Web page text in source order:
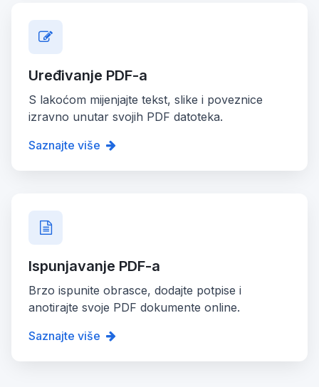
Uređivanje PDF-a
S lakoćom mijenjajte tekst, slike i poveznice
izravno unutar svojih PDF datoteka.
Saznajte više
Ispunjavanje PDF-a
Brzo ispunite obrasce, dodajte potpise i
anotirajte svoje PDF dokumente online.
Saznajte više